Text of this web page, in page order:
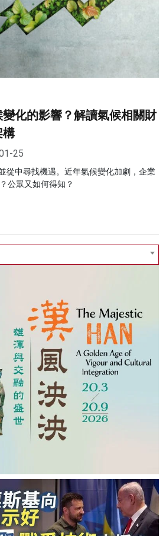
化的影響？解讀氣候相關財
構
25
從中尋找機遇。近年氣候變化加劇，企業
公眾又如何得知？